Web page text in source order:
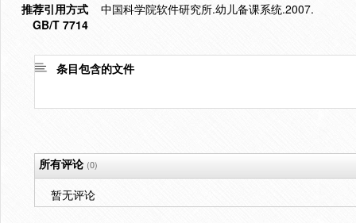
推荐引用方式
GB/T 7714
中国科学院软件研究所.幼儿备课系统.2007.
条目包含的文件
所有评论(0)
暂无评论